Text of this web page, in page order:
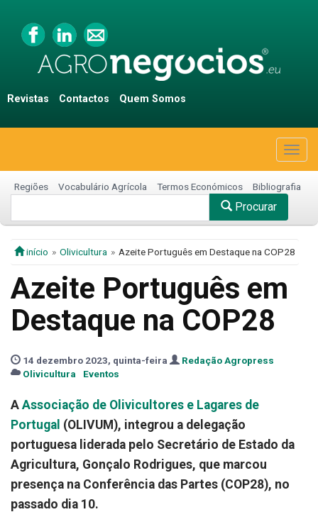
Revistas Contactos Quem Somos
Regiões Vocabulário Agrícola Termos Económicos Bibliografia
Procurar
início Olivicultura Azeite Português em Destaque na COP28
Azeite Português em
Destaque na COP28
14 dezembro 2023, quinta-feira
Redação Agropress
Olivicultura
Eventos
A Associação de Olivicultores e Lagares de
Portugal (OLIVUM), integrou a delegação
portuguesa liderada pelo Secretário de Estado da
Agricultura, Gonçalo Rodrigues, que marcou
presença na Conferência das Partes (COP28), no
passado dia 10.